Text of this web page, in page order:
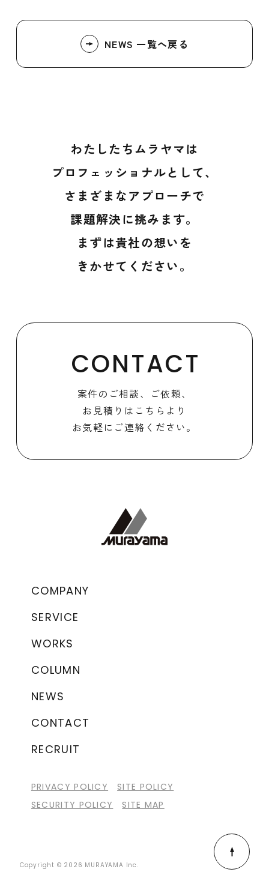
NEWS 一覧へ戻る
わたしたちムラヤマは
プロフェッショナルとして、
さまざまなアプローチで
課題解決に挑みます。
まずは貴社の想いを
きかせてください。
CONTACT
案件のご相談、ご依頼、
お見積りはこちらより
お気軽にご連絡ください。
COMPANY
SERVICE
WORKS
COLUMN
NEWS
CONTACT
RECRUIT
PRIVACY POLICY
SITE POLICY
SECURITY POLICY
SITE MAP
Copyright © 2026 MURAYAMA Inc.